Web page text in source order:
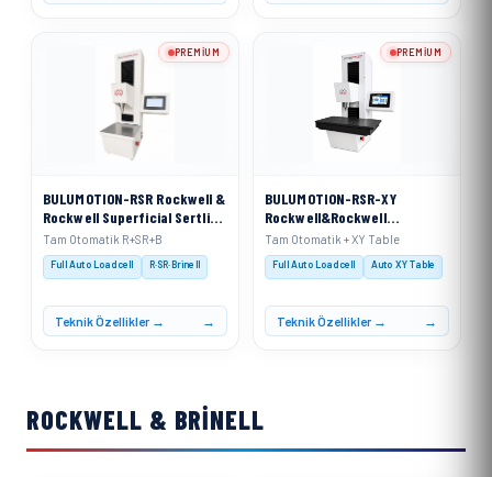
BULUMOTION-RSR Rockwell &
Rockwell Superficial Sertlik
Ölçme Cihazı Tam Otomatik
Hareketli Kafa Sistemi
Tam Otomatik R+SR+B
Full Auto Loadcell R·SR·Brinell
Teknik Özellikler →
PREMIUM
BULUMOTION-RSR-XY
Rockwell&Rockwell
Superficial Sertlik Ölçme
Cihazı Tam Otomatik
Hareketli Kafa Sistemi&
Ölçüm Tablası ile)
Tam Otomatik + XY Table
Full Auto Loadcell Auto XY Table
Teknik Özellikler →
PREMIUM
ROCKWELL & BRINELL